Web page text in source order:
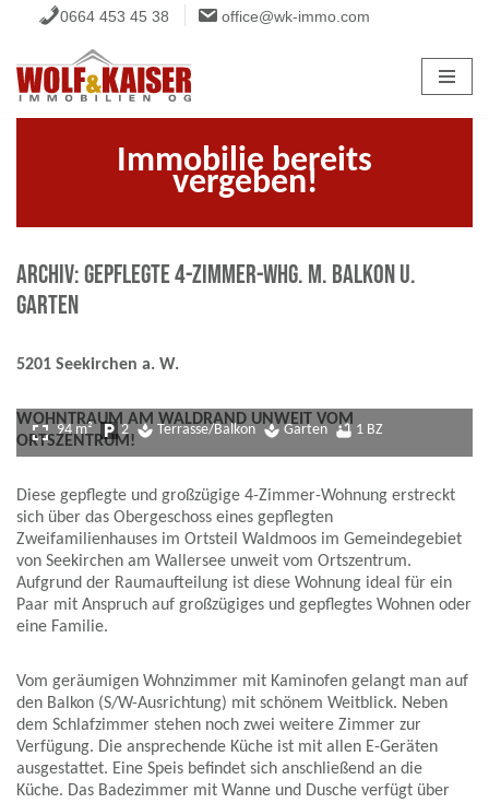
Inhalt
springen
0664 453 45 38 office@wk-immo.com
Immobilie bereits
vergeben!
ARCHIV: Gepflegte 4-Zimmer-Whg. m. Balkon u.
Garten
5201 Seekirchen a. W.
fullscreen 94 m² local_parking 2 spa Terrasse/Balkon spa Garten bathtub 1 BZ
WOHNTRAUM AM WALDRAND UNWEIT VOM
ORTSZENTRUM!
Diese gepflegte und großzügige 4-Zimmer-Wohnung erstreckt
sich über das Obergeschoss eines gepflegten
Zweifamilienhauses im Ortsteil Waldmoos im Gemeindegebiet
von Seekirchen am Wallersee unweit vom Ortszentrum.
Aufgrund der Raumaufteilung ist diese Wohnung ideal für ein
Paar mit Anspruch auf großzügiges und gepflegtes Wohnen oder
eine Familie.
Vom geräumigen Wohnzimmer mit Kaminofen gelangt man auf
den Balkon (S/W-Ausrichtung) mit schönem Weitblick. Neben
dem Schlafzimmer stehen noch zwei weitere Zimmer zur
Verfügung. Die ansprechende Küche ist mit allen E-Geräten
ausgestattet. Eine Speis befindet sich anschließend an die
Küche. Das Badezimmer mit Wanne und Dusche verfügt über